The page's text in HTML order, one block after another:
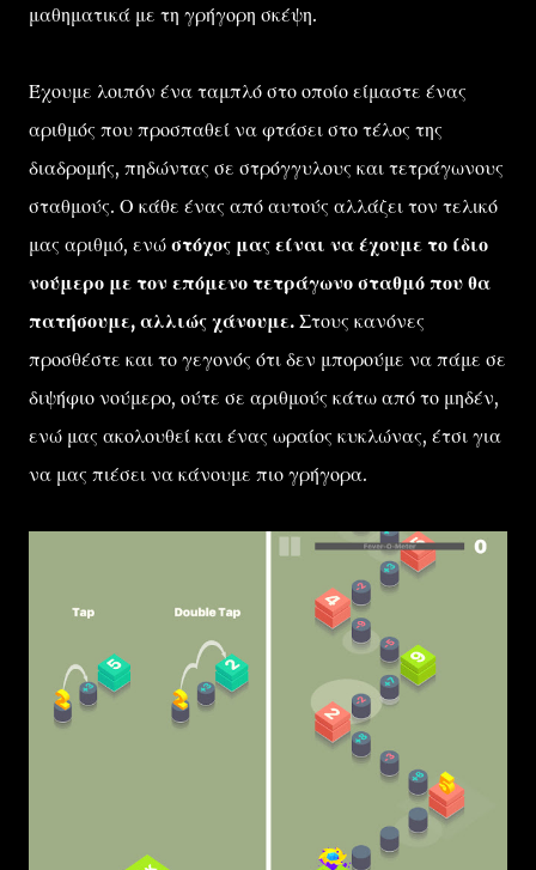
μαθηματικά με τη γρήγορη σκέψη.
Έχουμε λοιπόν ένα ταμπλό στο οποίο είμαστε ένας
αριθμός που προσπαθεί να φτάσει στο τέλος της
διαδρομής, πηδώντας σε στρόγγυλους και τετράγωνους
σταθμούς. Ο κάθε ένας από αυτούς αλλάζει τον τελικό
μας αριθμό, ενώ στόχος μας είναι να έχουμε το ίδιο
νούμερο με τον επόμενο τετράγωνο σταθμό που θα
πατήσουμε, αλλιώς χάνουμε. Στους κανόνες
προσθέστε και το γεγονός ότι δεν μπορούμε να πάμε σε
διψήφιο νούμερο, ούτε σε αριθμούς κάτω από το μηδέν,
ενώ μας ακολουθεί και ένας ωραίος κυκλώνας, έτσι για
να μας πιέσει να κάνουμε πιο γρήγορα.